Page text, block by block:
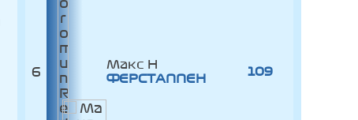
6
Макс
ФЕРСТАППЕН
109